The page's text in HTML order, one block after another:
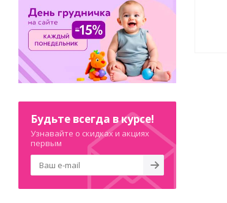
Будьте всегда в курсе!
Узнавайте о скидках и акциях
первым